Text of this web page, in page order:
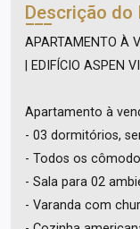
Descrição do
APARTAMENTO À
| EDIFÍCIO ASPEN
Apartamento à
- 03 dormitórios,
- Todos os
- Sala para 02
- Varanda com